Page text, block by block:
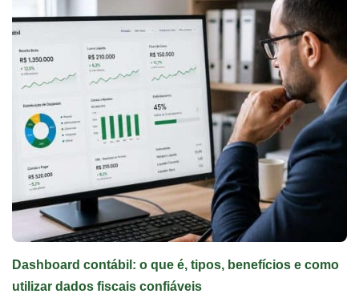
Dashboard contábil: o que é, tipos, benefícios e como
utilizar dados fiscais confiáveis